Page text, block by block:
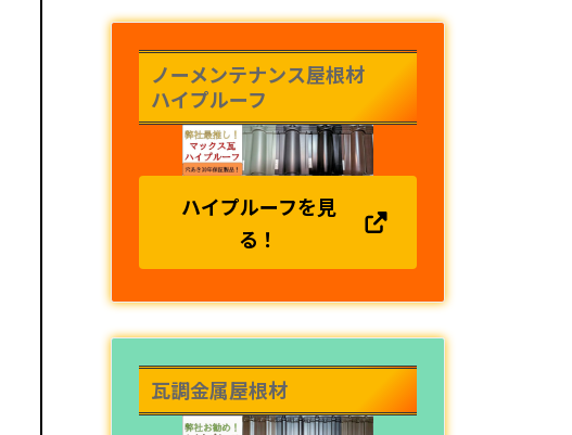
ノーメンテナンス屋根材
ハイプルーフ
ハイプルーフを見
る！
瓦調金属屋根材